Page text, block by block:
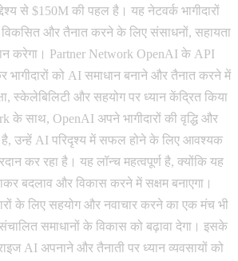
से $150M की पहल है। यह नेटवर्क भागीदारों
और तैनात करने के लिए संसाधनों, सहायता
करेगा। Partner Network OpenAI के API
को AI समाधान बनाने और तैनात करने में
स्केलेबिलिटी और सहयोग पर ध्यान केंद्रित किया
के साथ, OpenAI अपने भागीदारों की वृद्धि और
उन्हें AI परिदृश्य में सफल होने के लिए आवश्यक
कर रहा है। यह लॉन्च महत्वपूर्ण है, क्योंकि यह
बदलाव और विकास करने में सक्षम बनाएगा।
के लिए सहयोग और नवाचार करने का एक मंच भी
समाधानों के विकास को बढ़ावा देगा। इसके
AI अपनाने और तैनाती पर ध्यान व्यवसायों को